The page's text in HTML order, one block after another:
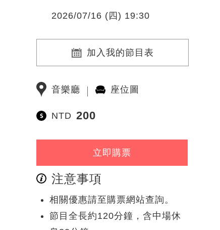
2026/07/16 (四) 19:30
加入我的節目表
音樂廳 座位圖
NTD 200
立即購票
注意事項
相關優惠請至購票網站查詢。
節目全長約120分鐘，含中場休